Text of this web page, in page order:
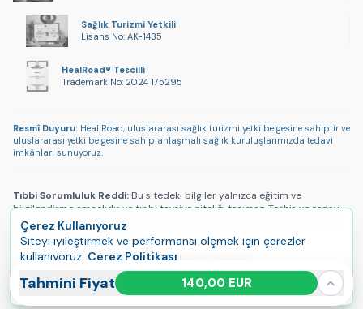
Tahmini Fiyat 140,00 EUR
Çerez Kullanıyoruz
Siteyi iyileştirmek ve performansı ölçmek için çerezler
kullanıyoruz. Çerez Politikası
Tümünü Kabul Et
Yönet
Sağlık Turizmi Yetkili
Lisans No: AK-1435
HealRoad® Tescilli
Trademark No: 2024 175295
Resmî Duyuru: Heal Road, uluslararası sağlık turizmi yetki belgesine sahiptir ve
uluslararası yetki belgesine sahip anlaşmalı sağlık kuruluşlarımızda tedavi
imkânları sunuyoruz.
Tıbbi Sorumluluk Reddi: Bu sitedeki bilgiler yalnızca eğitim ve
bilgilendirme amaçlıdır ve tıbbi tavsiye niteliği taşımaz. Teşhis ve tedavi
için her zaman yetkin bir sağlık uzmanına danışın. HealRoad tıbbi teşhis,
tedavi veya reçete sunmaz.
Gizlilik Politikası |Çerez Politikası|Kullanım Koşulları
Copyright © 2025 HealRoad®. Tüm hakları saklıdır.